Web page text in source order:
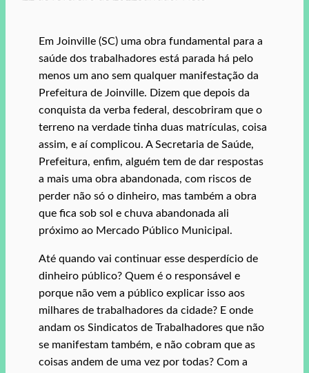
Em Joinville (SC) uma obra fundamental para a
saúde dos trabalhadores está parada há pelo
menos um ano sem qualquer manifestação da
Prefeitura de Joinville. Dizem que depois da
conquista da verba federal, descobriram que o
terreno na verdade tinha duas matrículas, coisa
assim, e aí complicou. A Secretaria de Saúde,
Prefeitura, enfim, alguém tem de dar respostas
a mais uma obra abandonada, com riscos de
perder não só o dinheiro, mas também a obra
que fica sob sol e chuva abandonada ali
próximo ao Mercado Público Municipal.
Até quando vai continuar esse desperdício de
dinheiro público? Quem é o responsável e
porque não vem a público explicar isso aos
milhares de trabalhadores da cidade? E onde
andam os Sindicatos de Trabalhadores que não
se manifestam também, e não cobram que as
coisas andem de uma vez por todas? Com a